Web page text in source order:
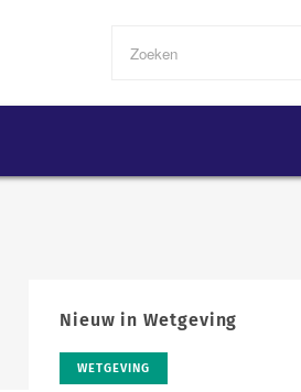
Nieuw in Wetgeving
WETGEVING